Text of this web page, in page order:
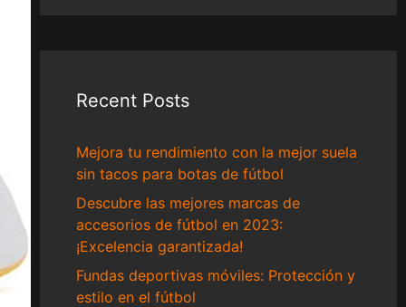
Recent Posts
Mejora tu rendimiento con la mejor suela
sin tacos para botas de fútbol
Descubre las mejores marcas de
accesorios de fútbol en 2023:
¡Excelencia garantizada!
Fundas deportivas móviles: Protección y
estilo en el fútbol